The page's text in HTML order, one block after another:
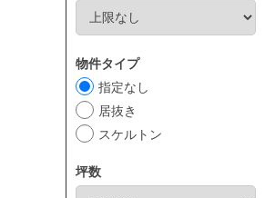
物件タイプ
指定なし
居抜き
スケルトン
坪数